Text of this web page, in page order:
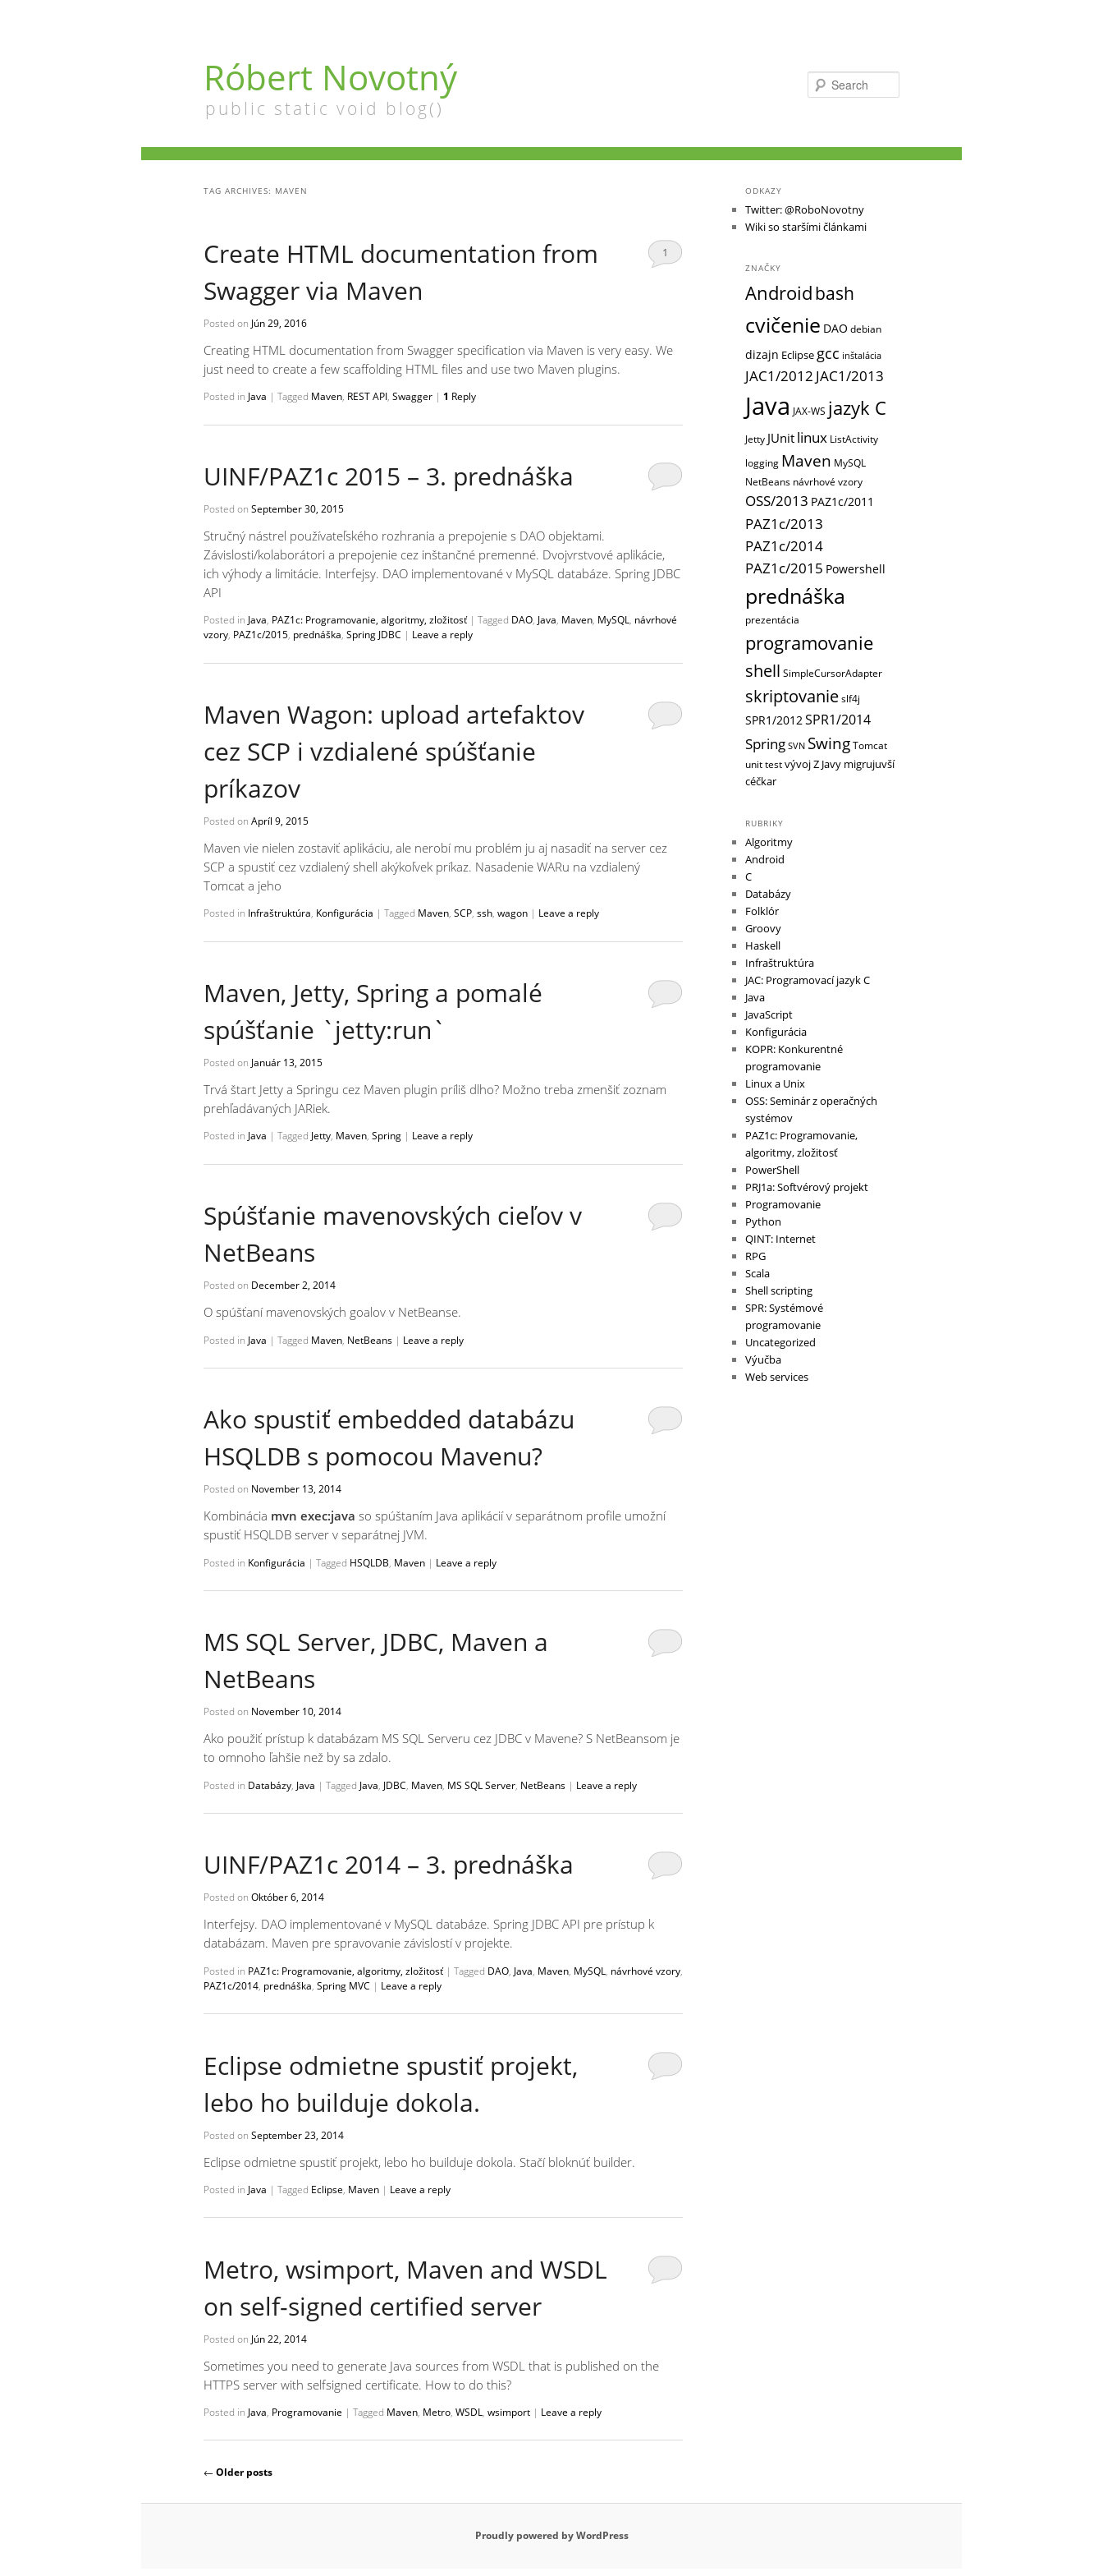
Róbert Novotný
public static void blog()
TAG ARCHIVES: MAVEN
Create HTML documentation from
Swagger via Maven
Posted on Jún 29, 2016
1
Creating HTML documentation from Swagger specification via Maven is very easy. We
just need to create a few scaffolding HTML files and use two Maven plugins.
Posted in Java | Tagged Maven, REST API, Swagger | 1 Reply
UINF/PAZ1c 2015 – 3. prednáška
Posted on September 30, 2015
Stručný nástrel používateľského rozhrania a prepojenie s DAO objektami.
Závislosti/kolaborátori a prepojenie cez inštančné premenné. Dvojvrstvové aplikácie,
ich výhody a limitácie. Interfejsy. DAO implementované v MySQL databáze. Spring JDBC
API
Posted in Java, PAZ1c: Programovanie, algoritmy, zložitosť | Tagged DAO, Java, Maven, MySQL, návrhové
vzory, PAZ1c/2015, prednáška, Spring JDBC | Leave a reply
Maven Wagon: upload artefaktov
cez SCP i vzdialené spúšťanie
príkazov
Posted on Apríl 9, 2015
Maven vie nielen zostaviť aplikáciu, ale nerobí mu problém ju aj nasadiť na server cez
SCP a spustiť cez vzdialený shell akýkoľvek príkaz. Nasadenie WARu na vzdialený
Tomcat a jeho
Posted in Infraštruktúra, Konfigurácia | Tagged Maven, SCP, ssh, wagon | Leave a reply
Maven, Jetty, Spring a pomalé
spúšťanie `jetty:run`
Posted on Január 13, 2015
Trvá štart Jetty a Springu cez Maven plugin príliš dlho? Možno treba zmenšiť zoznam
prehľadávaných JARiek.
Posted in Java | Tagged Jetty, Maven, Spring | Leave a reply
Spúšťanie mavenovských cieľov v
NetBeans
Posted on December 2, 2014
O spúšťaní mavenovských goalov v NetBeanse.
Posted in Java | Tagged Maven, NetBeans | Leave a reply
Ako spustiť embedded databázu
HSQLDB s pomocou Mavenu?
Posted on November 13, 2014
Kombinácia mvn exec:java so spúštaním Java aplikácií v separátnom profile umožní
spustiť HSQLDB server v separátnej JVM.
Posted in Konfigurácia | Tagged HSQLDB, Maven | Leave a reply
MS SQL Server, JDBC, Maven a
NetBeans
Posted on November 10, 2014
Ako použiť prístup k databázam MS SQL Serveru cez JDBC v Mavene? S NetBeansom je
to omnoho ľahšie než by sa zdalo.
Posted in Databázy, Java | Tagged Java, JDBC, Maven, MS SQL Server, NetBeans | Leave a reply
UINF/PAZ1c 2014 – 3. prednáška
Posted on Október 6, 2014
Interfejsy. DAO implementované v MySQL databáze. Spring JDBC API pre prístup k
databázam. Maven pre spravovanie závislostí v projekte.
Posted in PAZ1c: Programovanie, algoritmy, zložitosť | Tagged DAO, Java, Maven, MySQL, návrhové vzory,
PAZ1c/2014, prednáška, Spring MVC | Leave a reply
Eclipse odmietne spustiť projekt,
lebo ho builduje dokola.
Posted on September 23, 2014
Eclipse odmietne spustiť projekt, lebo ho builduje dokola. Stačí bloknúť builder.
Posted in Java | Tagged Eclipse, Maven | Leave a reply
Metro, wsimport, Maven and WSDL
on self-signed certified server
Posted on Jún 22, 2014
Sometimes you need to generate Java sources from WSDL that is published on the
HTTPS server with selfsigned certificate. How to do this?
Posted in Java, Programovanie | Tagged Maven, Metro, WSDL, wsimport | Leave a reply
Post navigation
← Older posts
ODKAZY
Twitter: @RoboNovotny
Wiki so staršími článkami
ZNAČKY
Androidbash
cvičenie DAO debian
dizajn Eclipse gcc inštalácia
JAC1/2012 JAC1/2013
Java JAX-WS jazyk C
Jetty JUnit linux ListActivity
logging Maven MySQL
NetBeans návrhové vzory
OSS/2013 PAZ1c/2011
PAZ1c/2013
PAZ1c/2014
PAZ1c/2015 Powershell
prednáška
prezentácia
programovanie
shell SimpleCursorAdapter
skriptovanieslf4j
SPR1/2012SPR1/2014
Spring SVN SwingTomcat
unit testvývojZ Javy migrujuvší
céčkar
RUBRIKY
Algoritmy
Android
C
Databázy
Folklór
Groovy
Haskell
Infraštruktúra
JAC: Programovací jazyk C
Java
JavaScript
Konfigurácia
KOPR: Konkurentné
programovanie
Linux a Unix
OSS: Seminár z operačných
systémov
PAZ1c: Programovanie,
algoritmy, zložitosť
PowerShell
PRJ1a: Softvérový projekt
Programovanie
Python
QINT: Internet
RPG
Scala
Shell scripting
SPR: Systémové
programovanie
Uncategorized
Výučba
Web services
Proudly powered by WordPress